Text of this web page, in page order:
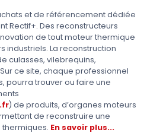
et de référencement dédiée
Rectif+. Des reconstructeurs
de tout moteur thermique
industriels. La reconstruction
culasses, vilebrequins,
ce site, chaque professionnel
pourra trouver ou faire une
) de produits, d’organes moteurs
de reconstruire une
En savoir plus...